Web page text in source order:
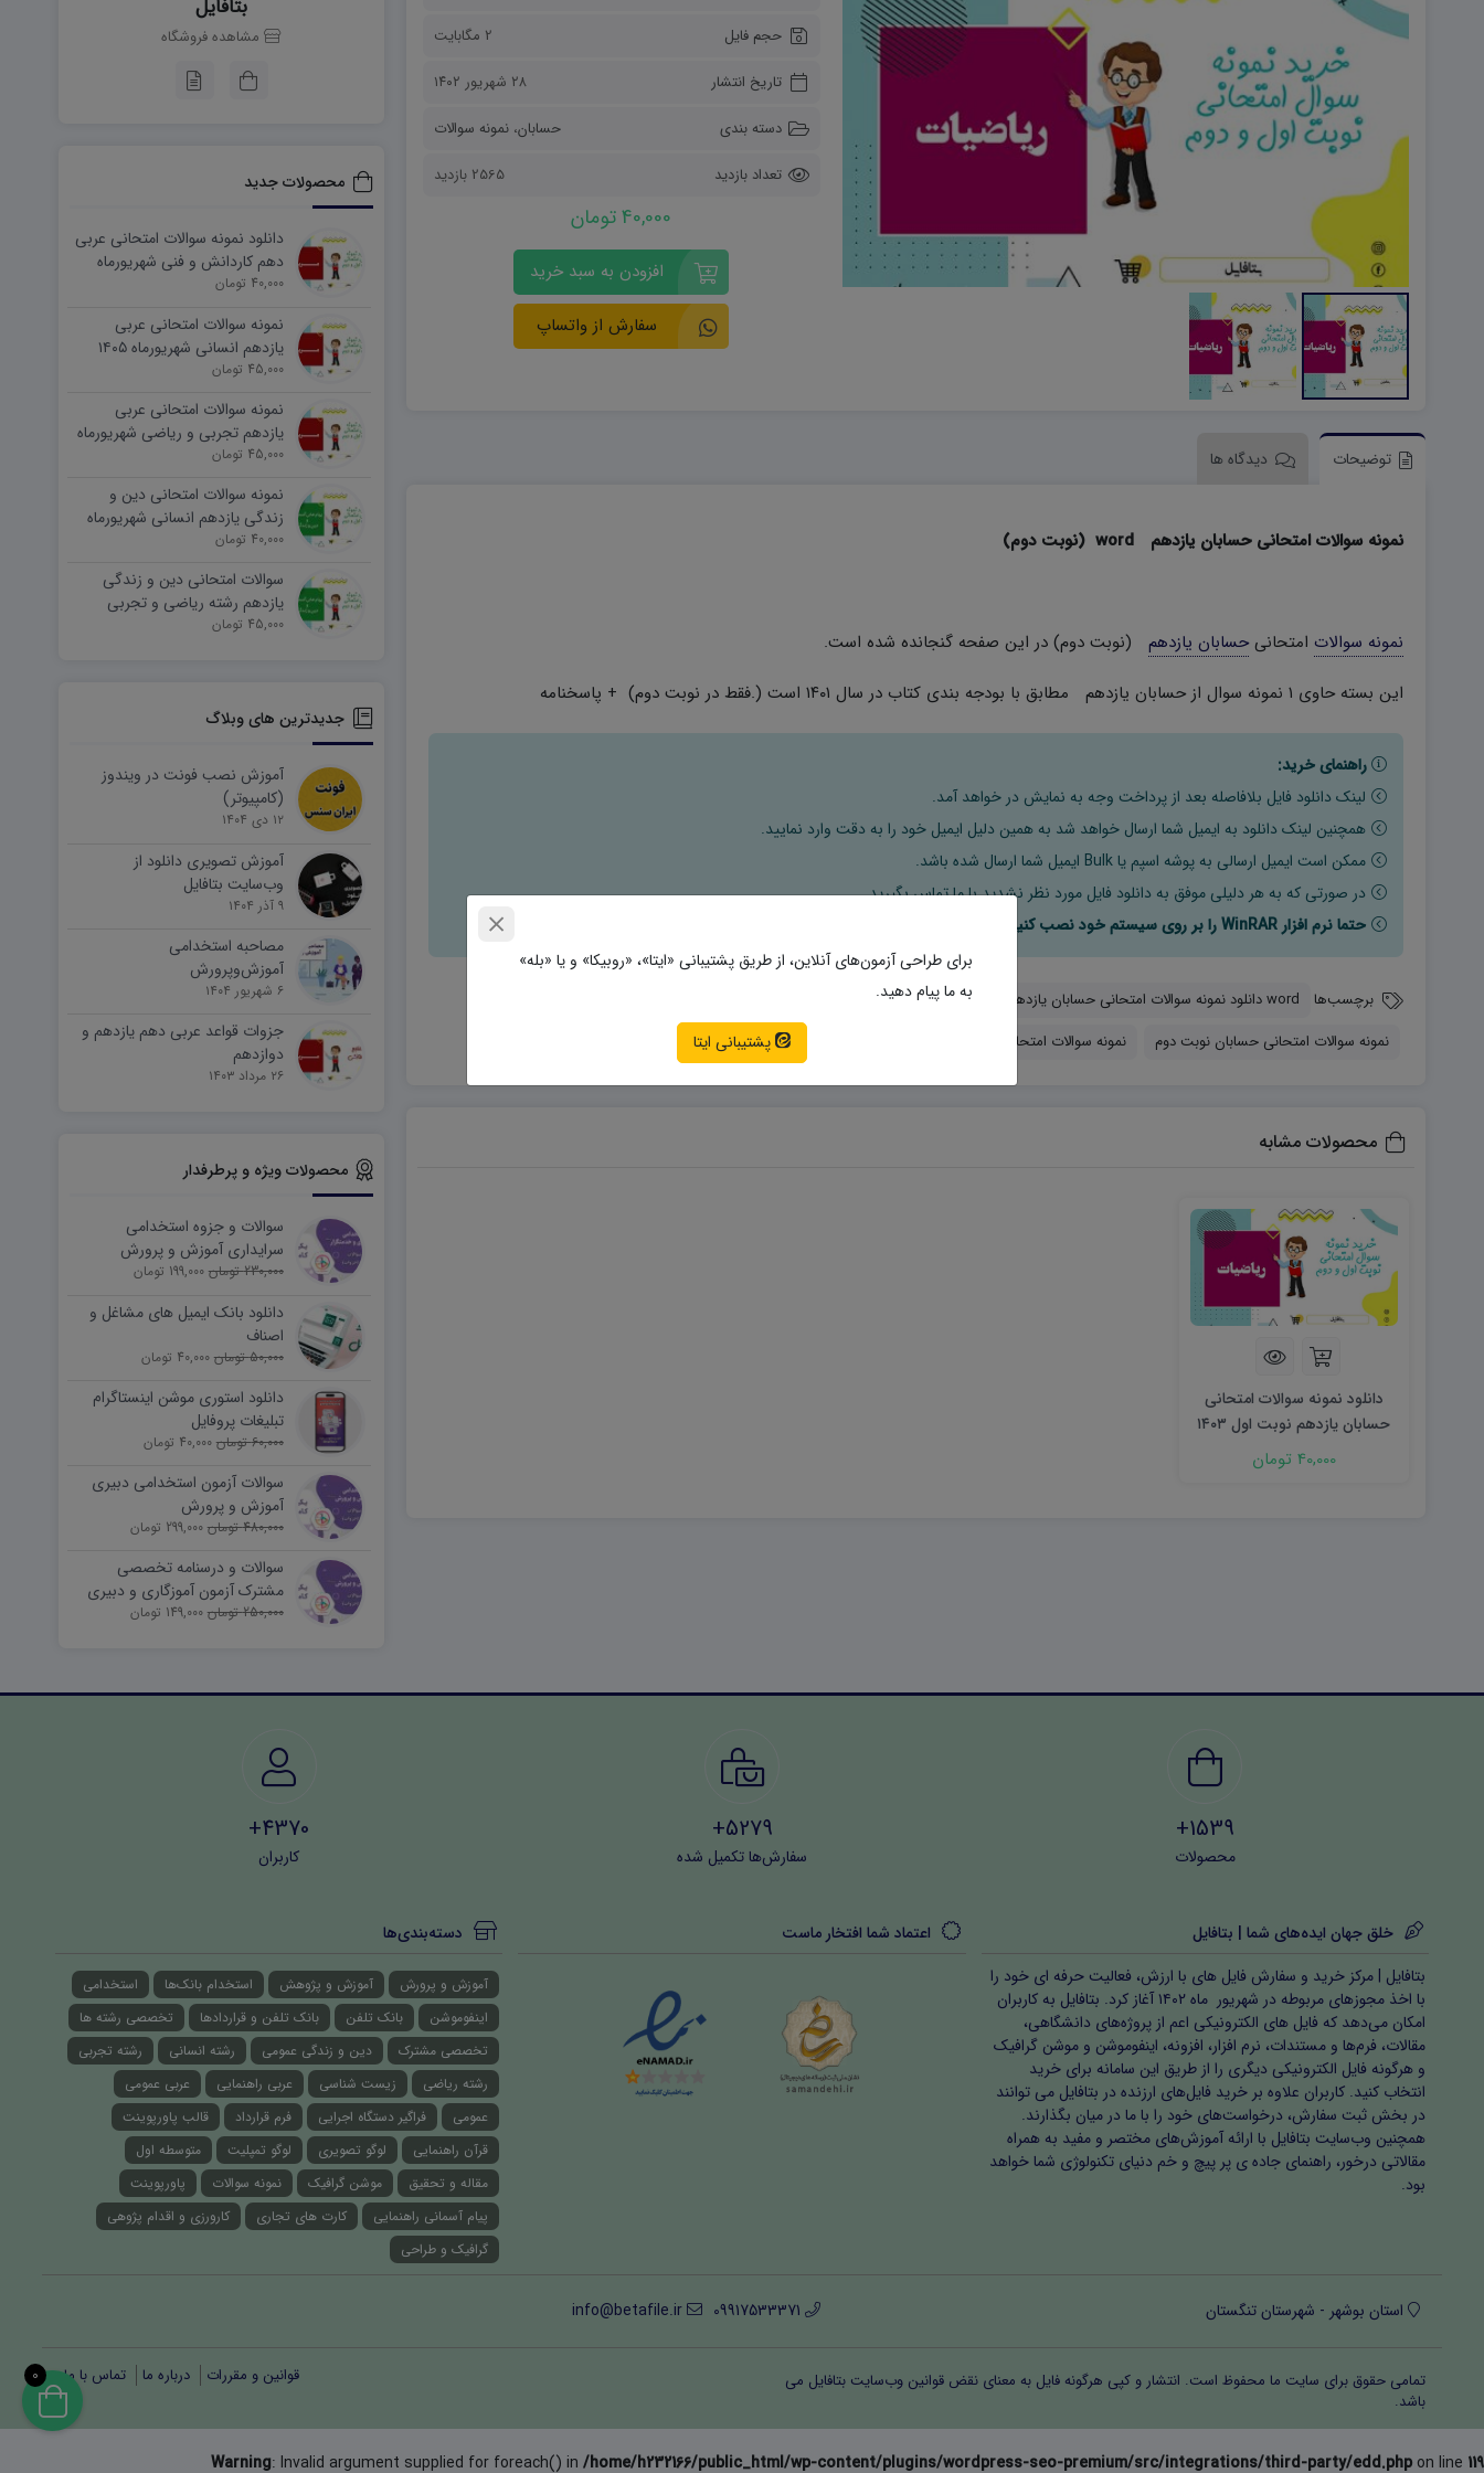
دفاعی دهم
انسان و محیط زیست
هویت اجتماعی
آمادگی دفاعی دهم W
آمادگی دفاعی ۱۰ D
حجم فایل
2 مگابایت
تاریخ انتشار
۲۸ شهریور ۱۴۰۲
دسته بندی
حسابان،نمونه سوالات
تعداد بازدید
2565 بازدید
40,000 تومان
افزودن به سبد خرید
سفارش از واتساپ
توضیحات دیدگاه ها
نمونه سوالات امتحانی حسابان یازدهم word (نوبت دوم)
نمونه سوالات امتحانیحسابان یازدهم (نوبت دوم) در این صفحه گنجانده شده است.
این بسته حاوی ۱ نمونه سوال از حسابان یازدهم مطابق با بودجه بندی کتاب در سال ۱۴۰۱ است (.فقط در نوبت دوم) + پاسخنامه
راهنمای خرید:
لینک دانلود فایل بلافاصله بعد از پرداخت وجه به نمایش در خواهد آمد.
همچنین لینک دانلود به ایمیل شما ارسال خواهد شد به همین دلیل ایمیل خود را به دقت وارد نمایید.
ممکن است ایمیل ارسالی به پوشه اسپم یا Bulk ایمیل شما ارسال شده باشد.
در صورتی که به هر دلیلی موفق به دانلود فایل مورد نظر نشدید با ما تماس بگیرید.
حتما نرم افزار WinRAR را بر روی سیستم خود نصب کنید تا فایل ها به راحتی از حالت فشرده خارج شوند.
برچسب‌ها word دانلود نمونه سوالات امتحانی حسابان یازدهم word (نوبت اول)
نمونه سوالات امتحانی حسابان نوبت دوم
نمونه سوالات امتحانی حسابان یازدهم
محصولات مشابه
دانلود نمونه سوالات امتحانی
حسابان یازدهم نوبت اول ۱۴۰۳
word40,000 تومان
بتافایل
مشاهده فروشگاه
محصولات جدید
دانلود نمونه سوالات امتحانی عربی
دهم کاردانش و فنی شهریورماه
۱۴۰۵ word
40,000 تومان
نمونه سوالات امتحانی عربی
یازدهم انسانی شهریورماه ۱۴۰۵
word
45,000 تومان
نمونه سوالات امتحانی عربی
یازدهم تجربی و ریاضی شهریورماه
۱۴۰۵ word
45,000 تومان
نمونه سوالات امتحانی دین و
زندگی یازدهم انسانی شهریورماه
۱۴۰۵ word
40,000 تومان
سوالات امتحانی دین و زندگی
یازدهم رشته ریاضی و تجربی
شهریورماه ۱۴۰۵ word
45,000 تومان
جدیدترین های وبلاگ
آموزش نصب فونت در ویندوز
(کامپیوتر)
۱۲ دی ۱۴۰۴
آموزش تصویری دانلود از
وب‌سایت بتافایل
۹ آذر ۱۴۰۴
مصاحبه استخدامی
آموزش‌وپرورش
۶ شهریور ۱۴۰۴
جزوات قواعد عربی دهم یازدهم و
دوازدهم
۲۶ مرداد ۱۴۰۳
محصولات ویژه و پرطرفدار
سوالات و جزوه استخدامی
سرایداری آموزش و پرورش
(نیروی خدماتی)
230,000 تومان 199,000 تومان
دانلود بانک ایمیل های مشاغل و
اصناف
50,000 تومان 40,000 تومان
دانلود استوری موشن اینستاگرام
تبلیغات پروفایل
60,000 تومان 40,000 تومان
سوالات آزمون استخدامی دبیری
آموزش و پرورش
480,000 تومان 299,000 تومان
سوالات و درسنامه تخصصی
مشترک آزمون آموزگاری و دبیری
250,000 تومان 149,000 تومان
1539+
محصولات
5279+
سفارش‌ها تکمیل شده
4370+
کاربران
خلق جهان ایده‌های شما | بتافایل
بتافایل | مرکز خرید و سفارش فایل های با ارزش، فعالیت حرفه ای خود را
با اخذ مجوزهای مربوطه در شهریور ماه ۱۴۰۲ آغاز کرد. بتافایل به کاربران
امکان می‌دهد که فایل های الکترونیکی اعم از پروژه‌های دانشگاهی،
مقالات، فرم‌ها و مستندات، نرم افزار، افزونه، اینفوموشن و موشن گرافیک
و هرگونه فایل الکترونیکی دیگری را از طریق این سامانه برای خرید
انتخاب کنید. کاربران علاوه بر خرید فایل‌های ارزنده در بتافایل می توانند
در بخش ثبت سفارش، درخواست‌های خود را با ما در میان بگذارند.
همچنین وب‌سایت بتافایل با ارائه آموزش‌های مختصر و مفید به همراه
مقالاتی درخور، راهنمای جاده ی پر پیچ و خم دنیای تکنولوژی شما خواهد
بود.
اعتماد شما افتخار ماست دسته‌بندی‌ها
آموزش و پرورش آموزش و پژوهش استخدام بانک‌ها
استخدامی
اینفوموشن
بانک تلفن بانک تلفن و قراردادها
تخصصی رشته ها
تخصصی مشترک
دین و زندگی عمومی رشته انسانی
رشته تجربی
رشته ریاضی
زیست شناسی عربی راهنمایی
عربی عمومی
عمومی
فراگیر دستگاه اجرایی فرم قرارداد
قالب پاورپوینت
قرآن راهنمایی
لوگو تصویری لوگو تمپلیت
متوسطه اول
مقاله و تحقیق
موشن گرافیک نمونه سوالات
پاورپوینت
پیام آسمانی راهنمایی
کارت های تجاری
کارورزی و اقدام پژوهی
گرافیک و طراحی
استان بوشهر - شهرستان تنگستان 09917533371
info@betafile.ir
تمامی حقوق برای سایت ما محفوظ است. انتشار و کپی هرگونه فایل‌ به معنای نقض قوانین وب‌سایت بتافایل می
باشد.
قوانین و مقررات درباره ما تماس با ما
Warning: Invalid argument supplied for foreach() in /home/h232166/public_html/wp-content/plugins/wordpress-seo-premium/src/integrations/third-party/edd.php on line 119
0
برای طراحی آزمون‌های آنلاین، از طریق پشتیبانی «ایتا»، «روبیکا» و یا «بله»
به ما پیام دهید.
پشتیبانی ایتا